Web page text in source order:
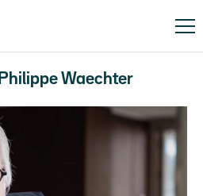
Philippe Waechter